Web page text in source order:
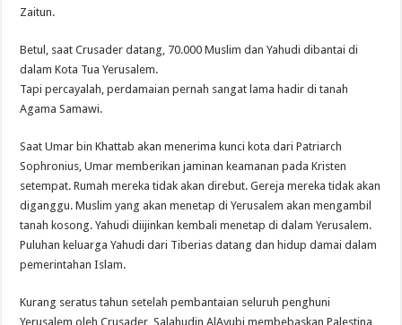
Zaitun.
Betul, saat Crusader datang, 70.000 Muslim dan Yahudi dibantai di
dalam Kota Tua Yerusalem.
Tapi percayalah, perdamaian pernah sangat lama hadir di tanah
Agama Samawi.
Saat Umar bin Khattab akan menerima kunci kota dari Patriarch
Sophronius, Umar memberikan jaminan keamanan pada Kristen
setempat. Rumah mereka tidak akan direbut. Gereja mereka tidak akan
diganggu. Muslim yang akan menetap di Yerusalem akan mengambil
tanah kosong. Yahudi diijinkan kembali menetap di dalam Yerusalem.
Puluhan keluarga Yahudi dari Tiberias datang dan hidup damai dalam
pemerintahan Islam.
Kurang seratus tahun setelah pembantaian seluruh penghuni
Yerusalem oleh Crusader, Salahudin AlAyubi membebaskan Palestina